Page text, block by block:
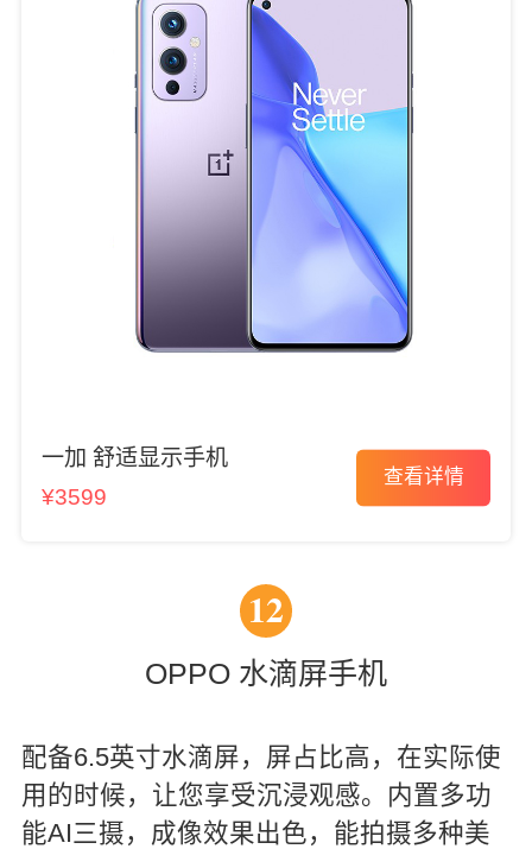
一加 舒适显示手机
¥3599
查看详情
12
OPPO 水滴屏手机
配备6.5英寸水滴屏，屏占比高，在实际使
用的时候，让您享受沉浸观感。内置多功
能AI三摄，成像效果出色，能拍摄多种美